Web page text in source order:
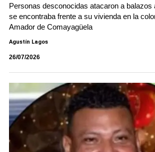
Personas desconocidas atacaron a balazos
se encontraba frente a su vivienda en la
Amador de Comayagüela
Agustín Lagos
26/07/2026